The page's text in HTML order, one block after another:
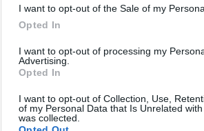
I want to opt-out of the Sale of my
Opted In
I want to opt-out of processing my
Advertising.
Opted In
I want to opt-out of Collection, Use,
of my Personal Data that Is Unrelated
was collected.